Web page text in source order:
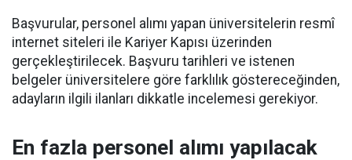
Başvurular, personel alımı yapan üniversitelerin resmî
internet siteleri ile Kariyer Kapısı üzerinden
gerçekleştirilecek. Başvuru tarihleri ve istenen
belgeler üniversitelere göre farklılık göstereceğinden,
adayların ilgili ilanları dikkatle incelemesi gerekiyor.
En fazla personel alımı yapılacak